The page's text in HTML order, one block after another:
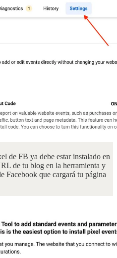
de FB ya debe estar instalado en
de tu blog en la herramienta y
Facebook que cargará tu página